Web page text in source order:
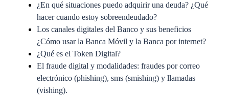
¿En qué situaciones puedo adquirir una deuda? ¿Qué
hacer cuando estoy sobreendeudado?
Los canales digitales del Banco y sus beneficios
¿Cómo usar la Banca Móvil y la Banca por internet?
¿Qué es el Token Digital?
El fraude digital y modalidades: fraudes por correo
electrónico (phishing), sms (smishing) y llamadas
(vishing).